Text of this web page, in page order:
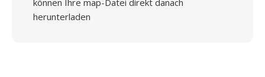
können Ihre map-Datei direkt danach
herunterladen